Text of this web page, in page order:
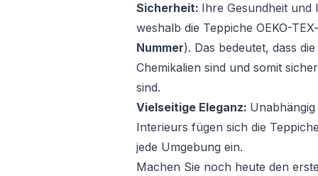
Sicherheit: Ihre Gesundheit und
weshalb die Teppiche OEKO-
Nummer). Das bedeutet, dass
Chemikalien sind und somit
sind.
Vielseitige Eleganz:
Interieurs fügen sich die
jede Umgebung ein.
Machen Sie noch heute den